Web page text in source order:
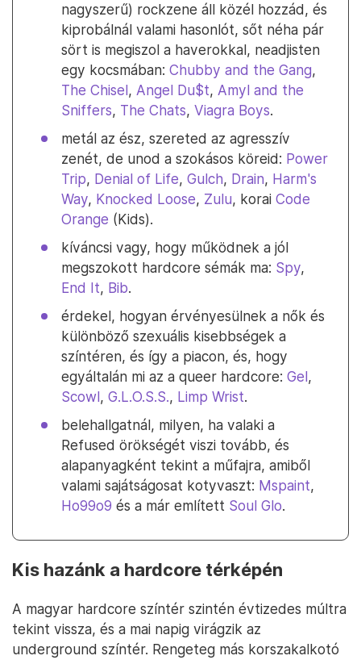
nagyszerű) rockzene áll közél hozzád, és
kiprobálnál valami hasonlót, sőt néha pár
sört is megiszol a haverokkal, neadjisten
egy kocsmában: Chubby and the Gang,
The Chisel, Angel Du$t, Amyl and the
Sniffers, The Chats, Viagra Boys.
metál az ész, szereted az agresszív
zenét, de unod a szokásos köreid: Power
Trip, Denial of Life, Gulch, Drain, Harm's
Way, Knocked Loose, Zulu, korai Code
Orange (Kids).
kíváncsi vagy, hogy működnek a jól
megszokott hardcore sémák ma: Spy,
End It, Bib.
érdekel, hogyan érvényesülnek a nők és
különböző szexuális kisebbségek a
színtéren, és így a piacon, és, hogy
egyáltalán mi az a queer hardcore: Gel,
Scowl, G.L.O.S.S., Limp Wrist.
belehallgatnál, milyen, ha valaki a
Refused örökségét viszi tovább, és
alapanyagként tekint a műfajra, amiből
valami sajátságosat kotyvaszt: Mspaint,
Ho99o9 és a már említett Soul Glo.
Kis hazánk a hardcore térképén
A magyar hardcore színtér szintén évtizedes múltra
tekint vissza, és a mai napig virágzik az
underground színtér. Rengeteg más korszakalkotó